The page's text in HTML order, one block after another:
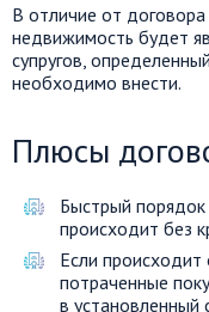
В отличие от
недвижимость будет
супругов,
необходимо внести.
Плюсы
Быстрый
происходит без
Если происходит
потраченные
в установленный